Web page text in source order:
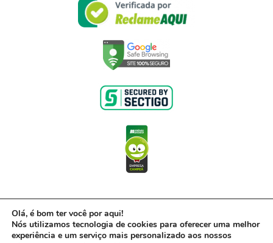
© 2017- 2022 – Powered by Acerto, uma empresa do Grupo Inter – CNPJ 00.416.968/0001-
01
Todos os direitos reservados. ·Política de Privacidade
Olá, é bom ter você por aqui!
Nós utilizamos tecnologia de cookies para oferecer uma melhor
experiência e um serviço mais personalizado aos nossos